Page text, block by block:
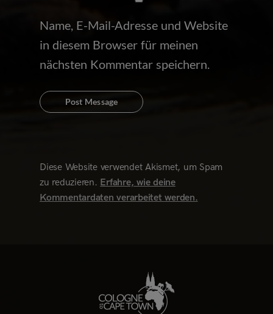
Name, E-Mail-Adresse und Website
in diesem Browser für meinen
nächsten Kommentar speichern.
Diese Website verwendet Akismet, um Spam
zu reduzieren. Erfahre, wie deine
Kommentardaten verarbeitet werden.